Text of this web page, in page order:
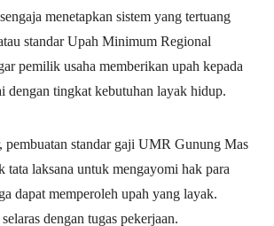
menetapkan sistem yang tertuang
standar Upah Minimum Regional
pemilik usaha memberikan upah kepada
dengan tingkat kebutuhan layak hidup.
pembuatan standar gaji UMR Gunung Mas
laksana untuk mengayomi hak para
dapat memperoleh upah yang layak.
dengan tugas pekerjaan.